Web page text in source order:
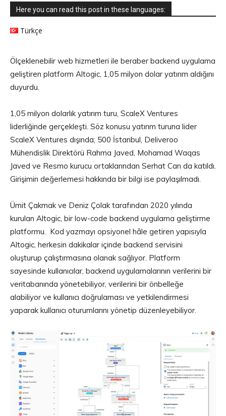
Here you can read this post in these languages:
Türkçe
Ölçeklenebilir web hizmetleri ile beraber backend uygulama
geliştiren platform Altogic, 1,05 milyon dolar yatırım aldığını
duyurdu.
1,05 milyon dolarlık yatırım turu, ScaleX Ventures
liderliğinde gerçekleşti. Söz konusu yatırım turuna lider
ScaleX Ventures dışında; 500 İstanbul, Deliveroo
Mühendislik Direktörü Rahma Javed, Mohamad Waqas
Javed ve Resmo kurucu ortaklarından Serhat Can da katıldı.
Girişimin değerlemesi hakkında bir bilgi ise paylaşılmadı.
Ümit Çakmak ve Deniz Çolak tarafından 2020 yılında
kurulan Altogic, bir low-code backend uygulama geliştirme
platformu. Kod yazmayı opsiyonel hâle getiren yapısıyla
Altogic, herkesin dakikalar içinde backend servisini
oluşturup çalıştırmasına olanak sağlıyor. Platform
sayesinde kullanıcılar, backend uygulamalarının verilerini bir
veritabanında yönetebiliyor, verilerini bir önbelleğe
alabiliyor ve kullanıcı doğrulaması ve yetkilendirmesi
yaparak kullanıcı oturumlarını yönetip düzenleyebiliyor.